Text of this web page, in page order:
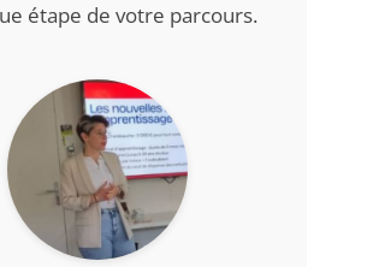
étape de votre parcours.